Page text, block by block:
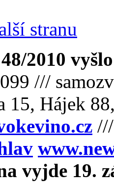
stranu
2010
///
15, Hájek
vyjde 19.